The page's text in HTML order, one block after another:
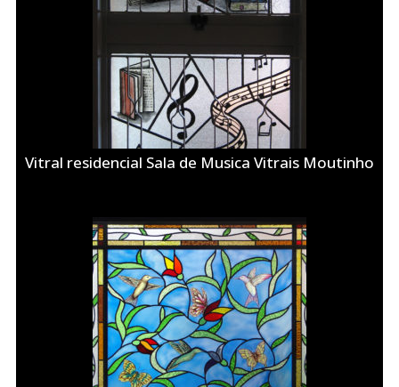
Vitral residencial Sala de Musica Vitrais Moutinho